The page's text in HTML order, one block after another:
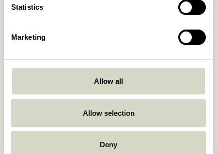
Statistics
Marketing
Allow all
Allow selection
Deny
829,00kr.
Pipe Håndklædeholder Sort
559,00kr.